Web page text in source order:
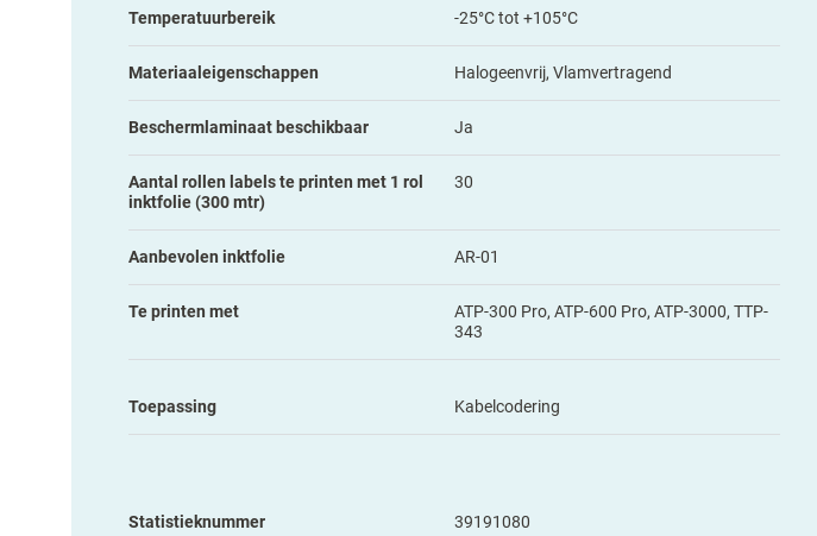
Temperatuurbereik -25°C tot +105°C
Materiaaleigenschappen Halogeenvrij, Vlamvertragend
Beschermlaminaat beschikbaar Ja
Aantal rollen labels te printen met 1 rol
inktfolie (300 mtr)
30
Aanbevolen inktfolie AR-01
Te printen met
ATP-300 Pro, ATP-600 Pro, ATP-3000, TTP-
343
Toepassing Kabelcodering
Statistieknummer 39191080